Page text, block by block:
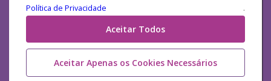
Política de Privacidade
.
Aceitar Todos
Aceitar Apenas os Cookies Necessários